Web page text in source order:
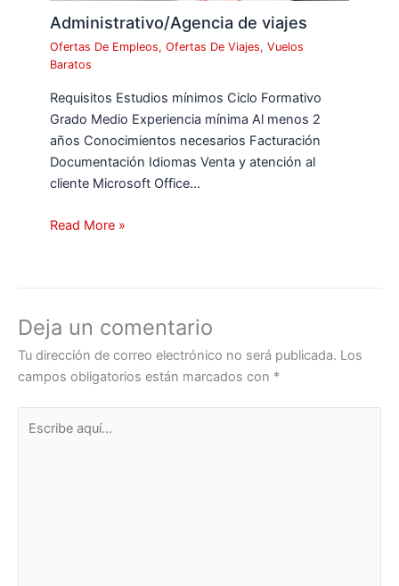
Administrativo/Agencia de viajes
Ofertas De Empleos,Ofertas De Viajes,Vuelos
Baratos
Requisitos Estudios mínimos Ciclo Formativo
Grado Medio Experiencia mínima Al menos 2
años Conocimientos necesarios Facturación
Documentación Idiomas Venta y atención al
cliente Microsoft Office…
Read More »
Deja un comentario
Tu dirección de correo electrónico no será publicada. Los
campos obligatorios están marcados con *
aquí...